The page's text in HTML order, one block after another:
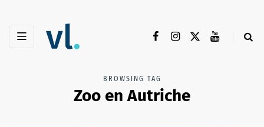
BROWSING TAG
Zoo en Autriche